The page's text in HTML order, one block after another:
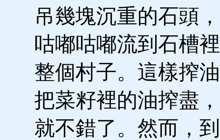
吊幾塊沉重的石頭
咕嘟咕嘟流到石槽
整個村子。這樣搾
把菜籽裡的油搾盡
就不錯了。然而，